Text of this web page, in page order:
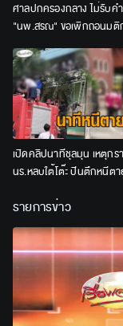
ศาลปกครองกลาง ไม่รับค
"นพ.สรณ" ขอเพิกถอนมติ
สรรหาฯ ปมคุณสมบัติประ
เปิดคลิปนาทีชุลมุน เหตุกร
นร.หลบใต้โต๊ะ ปีนตึกหนีตา
รายการข่าว